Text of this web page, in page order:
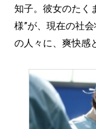
知子。彼女のたく
様”が、現在の社
の人々に、爽快感